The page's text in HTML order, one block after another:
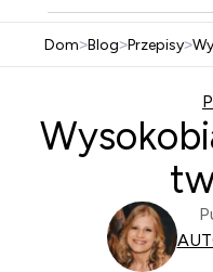
Dom>Blog>Przepisy>